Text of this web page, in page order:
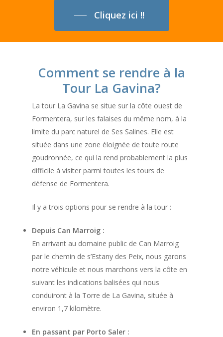
Cliquez ici !!
Comment se rendre à la
Tour La Gavina?
La tour La Gavina se situe sur la côte ouest de
Formentera, sur les falaises du même nom, à la
limite du parc naturel de Ses Salines. Elle est
située dans une zone éloignée de toute route
goudronnée, ce qui la rend probablement la plus
difficile à visiter parmi toutes les tours de
défense de Formentera.
Il y a trois options pour se rendre à la tour :
Depuis Can Marroig :
En arrivant au domaine public de Can Marroig
par le chemin de s’Estany des Peix, nous garons
notre véhicule et nous marchons vers la côte en
suivant les indications balisées qui nous
conduiront à la Torre de La Gavina, située à
environ 1,7 kilomètre.
En passant par Porto Saler :